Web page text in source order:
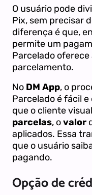
O usuário pode
Pix, sem precisar
diferença é que,
permite um
Parcelado
parcelamento.
No DM App, o
Parcelado é fácil
que o cliente
parcelas, ovalor
aplicados. Essa
que o usuário
pagando.
Opção de